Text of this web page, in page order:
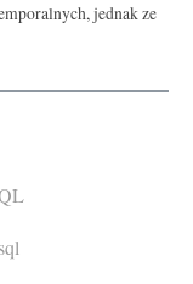
jednak ze